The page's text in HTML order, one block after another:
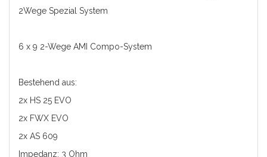
2Wege Spezial System
6 x 9 2-Wege AMI Compo-System
Bestehend aus:
2x HS 25 EVO
2x FWX EVO
2x AS 609
Impedanz: 3 Ohm